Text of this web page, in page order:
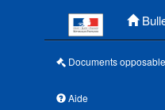
Documents
Aide